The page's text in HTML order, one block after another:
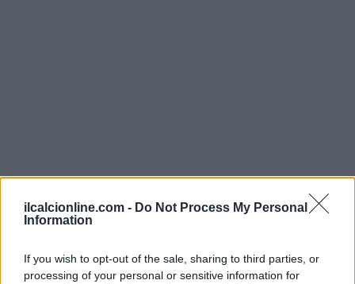
ilcalcionline.com - Do Not Process My Personal
Information
If you wish to opt-out of the sale, sharing to third parties, or
processing of your personal or sensitive information for